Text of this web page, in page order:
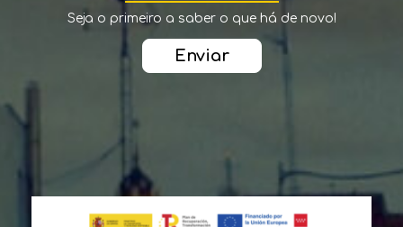
Seja o primeiro a saber o que há de novo!
Enviar